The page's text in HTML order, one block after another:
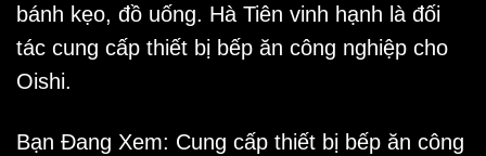
bánh kẹo, đồ uống. Hà Tiên vinh hạnh là đối
tác cung cấp thiết bị bếp ăn công nghiệp cho
Oishi.
Bạn Đang Xem: Cung cấp thiết bị bếp ăn công